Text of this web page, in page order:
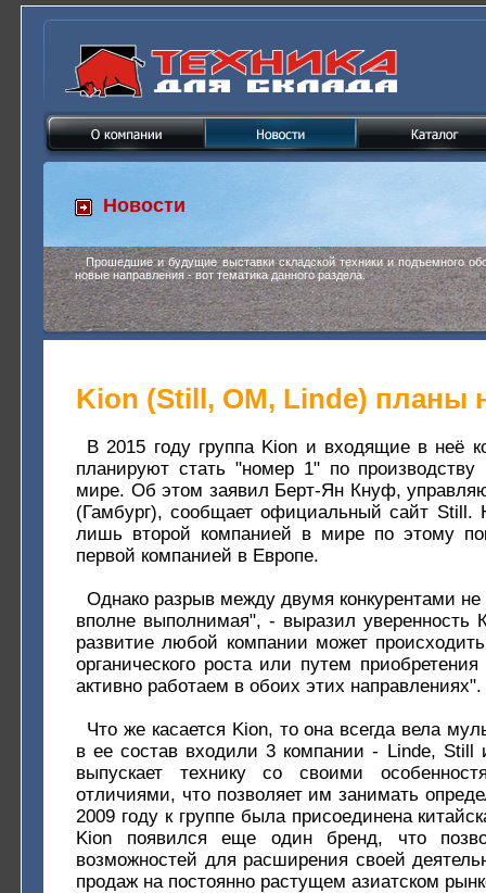
Новости
Прошедшие и будущие выставки складской техники и подъемного
новые направления - вот тематика данного раздела.
Kion (Still, OM, Linde) планы
В 2015 году группа Kion и входящие в неё
планируют стать "номер 1" по производству
мире. Об этом заявил Берт-Ян Кнуф,
(Гамбург), сообщает официальный сайт Still.
лишь второй компанией в мире по этому
первой компанией в Европе.
Однако разрыв между двумя конкурентами не
вполне выполнимая", - выразил уверенность
развитие любой компании может
органического роста или путем
активно работаем в обоих этих направлениях".
Что же касается Kion, то она всегда вела
в ее состав входили 3 компании - Linde, Still
выпускает технику со своими
отличиями, что позволяет им занимать
2009 году к группе была присоединена
Kion появился еще один бренд, что
возможностей для расширения своей
продаж на постоянно растущем азиатском